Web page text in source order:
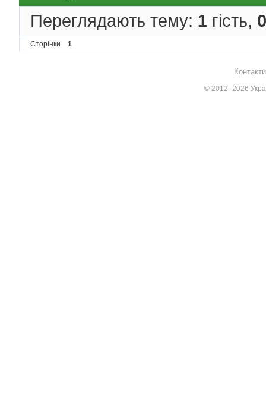
Переглядають тему: 1 гість, 0
Сторінки 1
© 2012–2026